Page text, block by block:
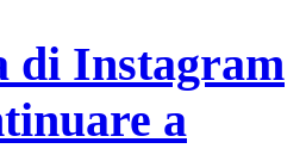
di Instagram
a